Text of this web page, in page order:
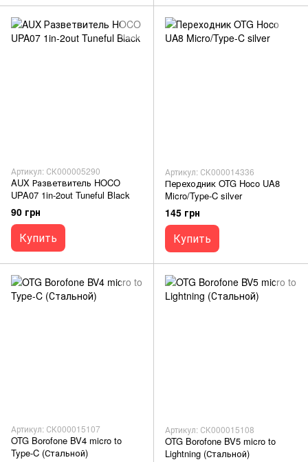
Артикул: СК000005290
AUX Разветвитель HOCO
UPA07 1in-2out Tuneful Black
90 грн
Купить
Артикул: СК000014336
Переходник OTG Hoco UA8
Micro/Type-C silver
145 грн
Купить
Артикул: СК000015107
OTG Borofone BV4 micro to
Type-C (Стальной)
Артикул: СК000015108
OTG Borofone BV5 micro to
Lightning (Стальной)